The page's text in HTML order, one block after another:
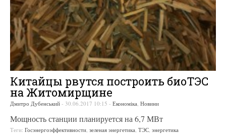
Китайцы рвутся построить биоТЭС
на Житомирщине
Дмитро Дубенський - 30.06.2017 10:15 - Економіка Новини
Мощность станции планируется на 6,7 МВт
Теги: Госэнергоэффективности зеленая энергетика ТЭС энергетика